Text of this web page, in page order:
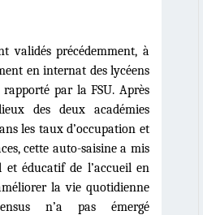
validés précédemment, à
en internat des lycéens
par la FSU. Après
des deux académies
les taux d’occupation et
cette auto-saisine a mis
et éducatif de l’accueil en
la vie quotidienne
n’a pas émergé